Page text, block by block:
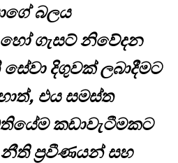
බලය
ගැසට් නිවේදන
දිගුවක් ලබාදීමට
එය සමස්ත
කඩාවැටීමකට
ප්‍රවීණයන් සහ